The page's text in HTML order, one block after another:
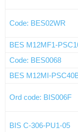
Code: BES02WR
BES M12MF1-
Code: BES0068
BES M12MI-
Ord code: BIS006F
BIS C-306-PU1-05